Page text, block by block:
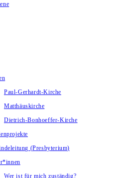
Paul-Gerhardt-Kirche
Matthäuskirche
Dietrich-Bonhoeffer-Kirche
(Presbyterium)
Wer ist für mich zuständig?